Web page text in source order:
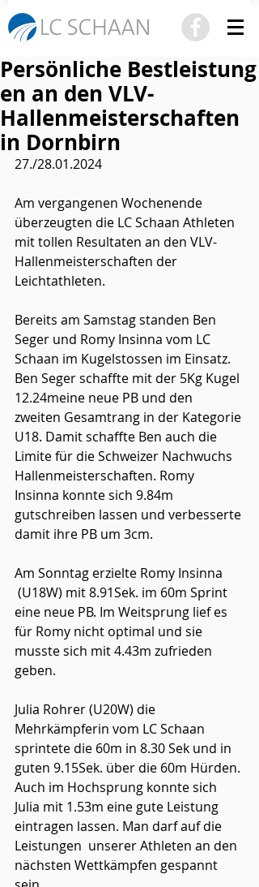
Persönliche Bestleistung
en an den VLV-
Hallenmeisterschaften
in Dornbirn
27./28.01.2024
Am vergangenen Wochenende
überzeugten die LC Schaan Athleten
mit tollen Resultaten an den VLV-
Hallenmeisterschaften der
Leichtathleten.
Bereits am Samstag standen Ben
Seger und Romy Insinna vom LC
Schaan im Kugelstossen im Einsatz.
Ben Seger schaffte mit der 5Kg Kugel
12.24meine neue PB und den
zweiten Gesamtrang in der Kategorie
U18. Damit schaffte Ben auch die
Limite für die Schweizer Nachwuchs
Hallenmeisterschaften. Romy
Insinna konnte sich 9.84m
gutschreiben lassen und verbesserte
damit ihre PB um 3cm.
Am Sonntag erzielte Romy Insinna
(U18W) mit 8.91Sek. im 60m Sprint
eine neue PB. Im Weitsprung lief es
für Romy nicht optimal und sie
musste sich mit 4.43m zufrieden
geben.
Julia Rohrer (U20W) die
Mehrkämpferin vom LC Schaan
sprintete die 60m in 8.30 Sek und in
guten 9.15Sek. über die 60m Hürden.
Auch im Hochsprung konnte sich
Julia mit 1.53m eine gute Leistung
eintragen lassen. Man darf auf die
Leistungen  unserer Athleten an den
nächsten Wettkämpfen gespannt